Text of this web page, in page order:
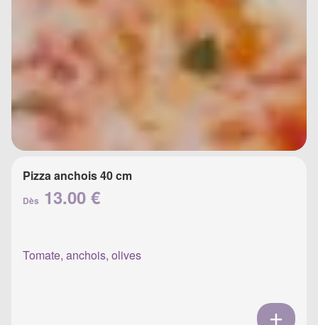
Pizza anchois 40 cm
Dès 13.00 €
Tomate, anchois, olives